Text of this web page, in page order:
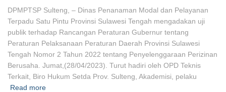
DPMPTSP Sulteng, – Dinas Penanaman Modal dan Pelayanan
Terpadu Satu Pintu Provinsi Sulawesi Tengah mengadakan uji
publik terhadap Rancangan Peraturan Gubernur tentang
Peraturan Pelaksanaan Peraturan Daerah Provinsi Sulawesi
Tengah Nomor 2 Tahun 2022 tentang Penyelenggaraan Perizinan
Berusaha. Jumat,(28/04/2023). Turut hadiri oleh OPD Teknis
Terkait, Biro Hukum Setda Prov. Sulteng, Akademisi, pelaku
Read more